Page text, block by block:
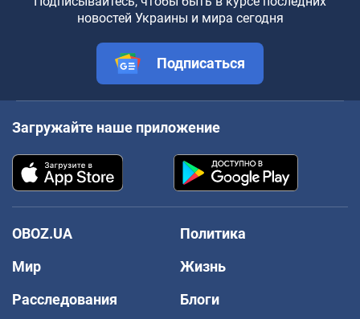
новостей Украины и мира сегодня
Подписаться
Загружайте наше приложение
OBOZ.UA
Политика
Мир
Жизнь
Расследования
Блоги